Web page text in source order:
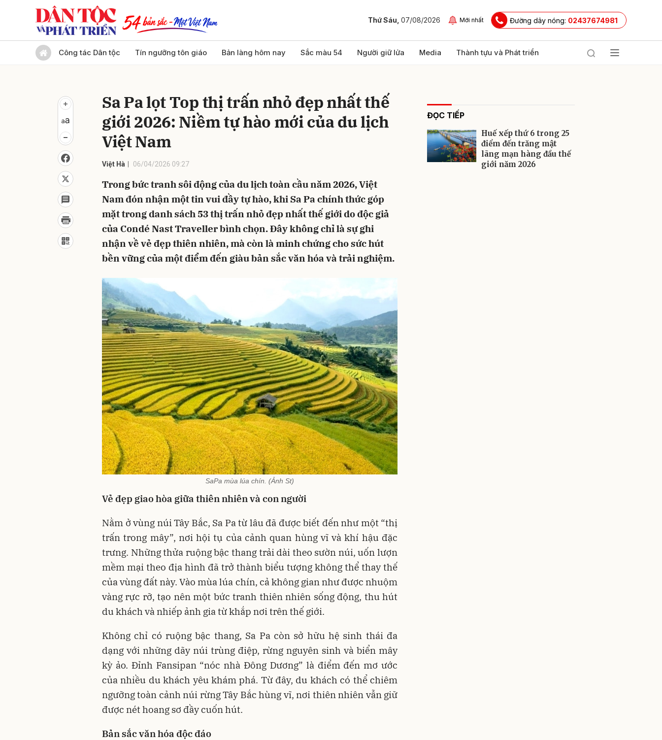
Thứ Sáu, 07/08/2026 Mới nhất Đường dây nóng: 02437674981
Công tác Dân tộc Tín ngưỡng tôn giáo Bản làng hôm nay Sắc màu 54 Người giữ lửa Media Thành tựu và Phát triển
Sa Pa lọt Top thị trấn nhỏ đẹp nhất thế
giới 2026: Niềm tự hào mới của du lịch
Việt Nam
Việt Hà 06/04/2026 09:27
Trong bức tranh sôi động của du lịch toàn cầu năm 2026, Việt
Nam đón nhận một tin vui đầy tự hào, khi Sa Pa chính thức góp
mặt trong danh sách 53 thị trấn nhỏ đẹp nhất thế giới do độc giả
của Condé Nast Traveller bình chọn. Đây không chỉ là sự ghi
nhận về vẻ đẹp thiên nhiên, mà còn là minh chứng cho sức hút
bền vững của một điểm đến giàu bản sắc văn hóa và trải nghiệm.
SaPa mùa lúa chín. (Ảnh St)
Vẻ đẹp giao hòa giữa thiên nhiên và con người
Nằm ở vùng núi Tây Bắc, Sa Pa từ lâu đã được biết đến như một “thị
trấn trong mây”, nơi hội tụ của cảnh quan hùng vĩ và khí hậu đặc
trưng. Những thửa ruộng bậc thang trải dài theo sườn núi, uốn lượn
mềm mại theo địa hình đã trở thành biểu tượng không thể thay thế
của vùng đất này. Vào mùa lúa chín, cả không gian như được nhuộm
vàng rực rỡ, tạo nên một bức tranh thiên nhiên sống động, thu hút
du khách và nhiếp ảnh gia từ khắp nơi trên thế giới.
Không chỉ có ruộng bậc thang, Sa Pa còn sở hữu hệ sinh thái đa
dạng với những dãy núi trùng điệp, rừng nguyên sinh và biển mây
kỳ ảo. Đỉnh Fansipan “nóc nhà Đông Dương” là điểm đến mơ ước
của nhiều du khách yêu khám phá. Từ đây, du khách có thể chiêm
ngưỡng toàn cảnh núi rừng Tây Bắc hùng vĩ, nơi thiên nhiên vẫn giữ
được nét hoang sơ đầy cuốn hút.
Bản sắc văn hóa độc đáo
ĐỌC TIẾP
Huế xếp thứ 6 trong 25
điểm đến trăng mật
lãng mạn hàng đầu thế
giới năm 2026
Gửi bình luận
Gửi